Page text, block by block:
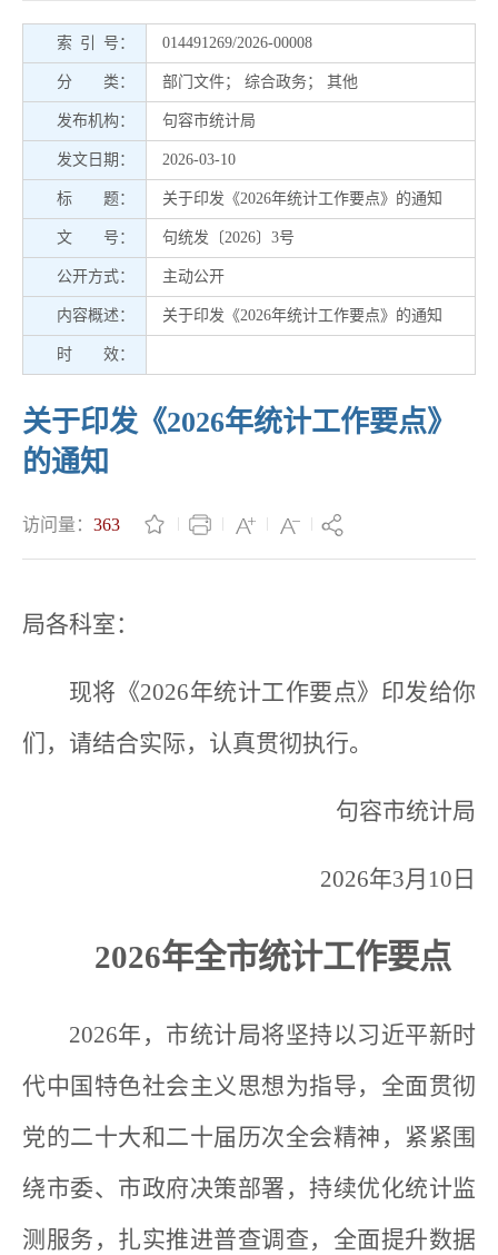
索 引 号： 014491269/2026-00008
分 类： 部门文件； 综合政务； 其他
发布机构： 句容市统计局
发文日期： 2026-03-10
标 题： 关于印发《2026年统计工作要点》的通知
文 号： 句统发〔2026〕3号
公开方式： 主动公开
内容概述： 关于印发《2026年统计工作要点》的通知
时 效：
关于印发《2026年统计工作要点》
的通知
访问量： 363
局各科室：
现将《2026年统计工作要点》印发给你
们，请结合实际，认真贯彻执行。
句容市统计局
2026年3月10日
2026年全市统计工作要点
2026年，市统计局将坚持以习近平新时
代中国特色社会主义思想为指导，全面贯彻
党的二十大和二十届历次全会精神，紧紧围
绕市委、市政府决策部署，持续优化统计监
测服务，扎实推进普查调查，全面提升数据